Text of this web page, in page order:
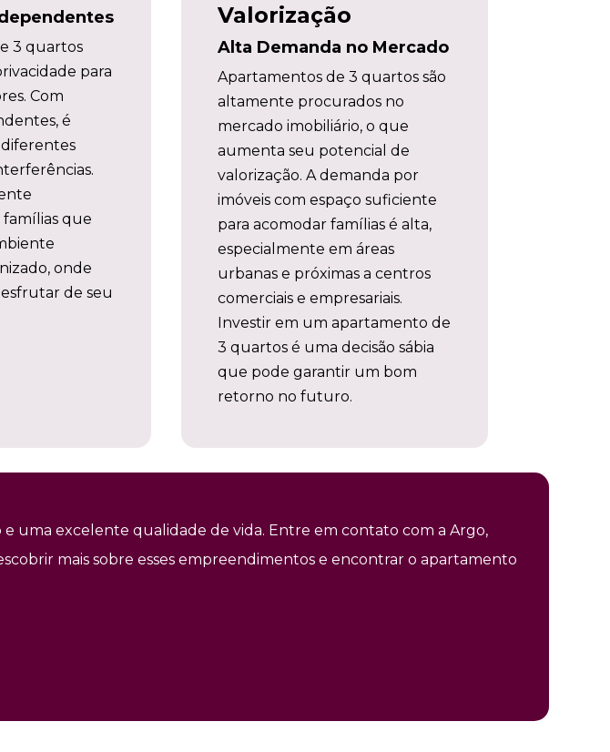
3 quartos
para
Com
é
que
onde
de seu
Valorização
Alta Demanda no Mercado
Apartamentos de 3 quartos são
altamente procurados no
mercado imobiliário, o que
aumenta seu potencial de
valorização. A demanda por
imóveis com espaço suficiente
para acomodar famílias é alta,
especialmente em áreas
urbanas e próximas a centros
comerciais e empresariais.
Investir em um apartamento de
3 quartos é uma decisão sábia
que pode garantir um bom
retorno no futuro.
uma excelente qualidade de vida. Entre em contato com a Argo,
mais sobre esses empreendimentos e encontrar o apartamento